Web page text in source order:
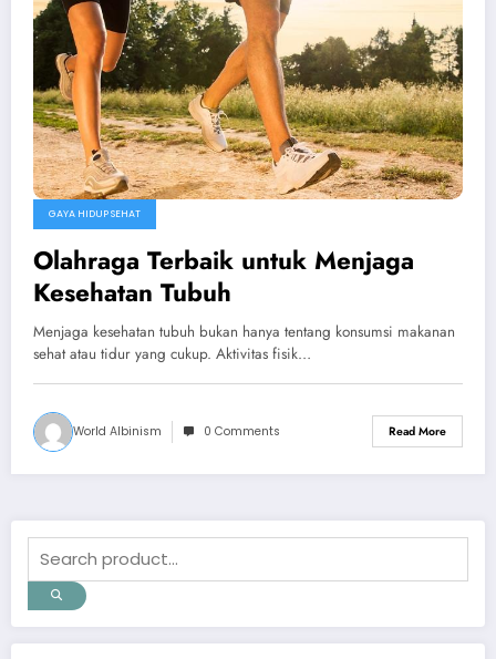
GAYA HIDUP SEHAT
Olahraga Terbaik untuk Menjaga
Kesehatan Tubuh
Menjaga kesehatan tubuh bukan hanya tentang konsumsi makanan
sehat atau tidur yang cukup. Aktivitas fisik…
World Albinism 0 Comments Read More